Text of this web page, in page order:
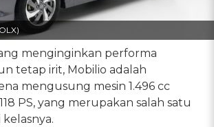
menginginkan performa
tetap irit, Mobilio adalah
mengusung mesin 1.496 cc
PS, yang merupakan salah satu